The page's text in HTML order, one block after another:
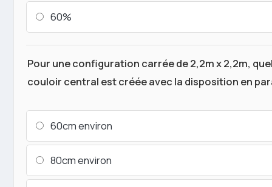
60%
Pour une configuration carrée de 2,2m x 2,2m,
couloir central est créée avec la disposition en
60cm environ
80cm environ